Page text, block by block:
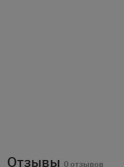
Отзывы 0 отзывов